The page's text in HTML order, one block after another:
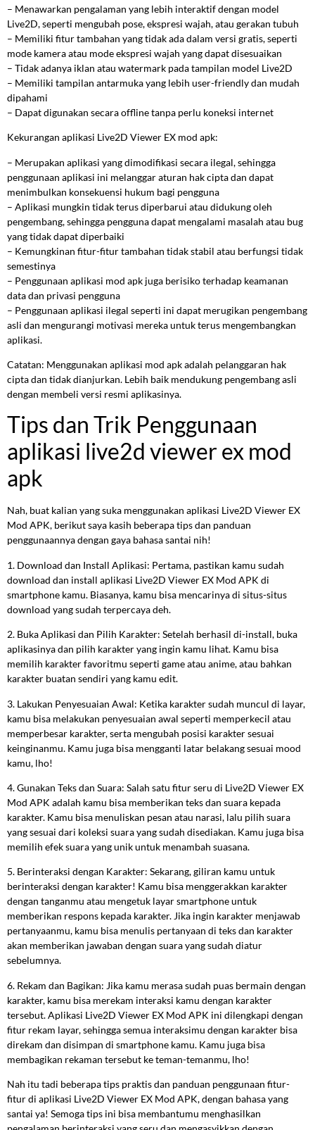
– Menawarkan pengalaman yang lebih interaktif dengan model
Live2D, seperti mengubah pose, ekspresi wajah, atau gerakan tubuh
– Memiliki fitur tambahan yang tidak ada dalam versi gratis, seperti
mode kamera atau mode ekspresi wajah yang dapat disesuaikan
– Tidak adanya iklan atau watermark pada tampilan model Live2D
– Memiliki tampilan antarmuka yang lebih user-friendly dan mudah
dipahami
– Dapat digunakan secara offline tanpa perlu koneksi internet
Kekurangan aplikasi Live2D Viewer EX mod apk:
– Merupakan aplikasi yang dimodifikasi secara ilegal, sehingga
penggunaan aplikasi ini melanggar aturan hak cipta dan dapat
menimbulkan konsekuensi hukum bagi pengguna
– Aplikasi mungkin tidak terus diperbarui atau didukung oleh
pengembang, sehingga pengguna dapat mengalami masalah atau bug
yang tidak dapat diperbaiki
– Kemungkinan fitur-fitur tambahan tidak stabil atau berfungsi tidak
semestinya
– Penggunaan aplikasi mod apk juga berisiko terhadap keamanan
data dan privasi pengguna
– Penggunaan aplikasi ilegal seperti ini dapat merugikan pengembang
asli dan mengurangi motivasi mereka untuk terus mengembangkan
aplikasi.
Catatan: Menggunakan aplikasi mod apk adalah pelanggaran hak
cipta dan tidak dianjurkan. Lebih baik mendukung pengembang asli
dengan membeli versi resmi aplikasinya.
Tips dan Trik Penggunaan
aplikasi live2d viewer ex mod
apk
Nah, buat kalian yang suka menggunakan aplikasi Live2D Viewer EX
Mod APK, berikut saya kasih beberapa tips dan panduan
penggunaannya dengan gaya bahasa santai nih!
1. Download dan Install Aplikasi: Pertama, pastikan kamu sudah
download dan install aplikasi Live2D Viewer EX Mod APK di
smartphone kamu. Biasanya, kamu bisa mencarinya di situs-situs
download yang sudah terpercaya deh.
2. Buka Aplikasi dan Pilih Karakter: Setelah berhasil di-install, buka
aplikasinya dan pilih karakter yang ingin kamu lihat. Kamu bisa
memilih karakter favoritmu seperti game atau anime, atau bahkan
karakter buatan sendiri yang kamu edit.
3. Lakukan Penyesuaian Awal: Ketika karakter sudah muncul di layar,
kamu bisa melakukan penyesuaian awal seperti memperkecil atau
memperbesar karakter, serta mengubah posisi karakter sesuai
keinginanmu. Kamu juga bisa mengganti latar belakang sesuai mood
kamu, lho!
4. Gunakan Teks dan Suara: Salah satu fitur seru di Live2D Viewer EX
Mod APK adalah kamu bisa memberikan teks dan suara kepada
karakter. Kamu bisa menuliskan pesan atau narasi, lalu pilih suara
yang sesuai dari koleksi suara yang sudah disediakan. Kamu juga bisa
memilih efek suara yang unik untuk menambah suasana.
5. Berinteraksi dengan Karakter: Sekarang, giliran kamu untuk
berinteraksi dengan karakter! Kamu bisa menggerakkan karakter
dengan tanganmu atau mengetuk layar smartphone untuk
memberikan respons kepada karakter. Jika ingin karakter menjawab
pertanyaanmu, kamu bisa menulis pertanyaan di teks dan karakter
akan memberikan jawaban dengan suara yang sudah diatur
sebelumnya.
6. Rekam dan Bagikan: Jika kamu merasa sudah puas bermain dengan
karakter, kamu bisa merekam interaksi kamu dengan karakter
tersebut. Aplikasi Live2D Viewer EX Mod APK ini dilengkapi dengan
fitur rekam layar, sehingga semua interaksimu dengan karakter bisa
direkam dan disimpan di smartphone kamu. Kamu juga bisa
membagikan rekaman tersebut ke teman-temanmu, lho!
Nah itu tadi beberapa tips praktis dan panduan penggunaan fitur-
fitur di aplikasi Live2D Viewer EX Mod APK, dengan bahasa yang
santai ya! Semoga tips ini bisa membantumu menghasilkan